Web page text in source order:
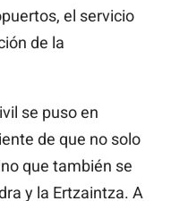
el servicio
de la
se puso en
de que no solo
que también se
y la Ertzaintza. A